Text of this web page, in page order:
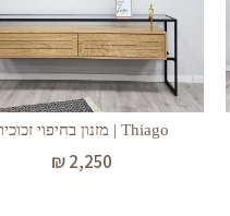
Thiago | מזנון בחיפוי זכוכית
₪2,250